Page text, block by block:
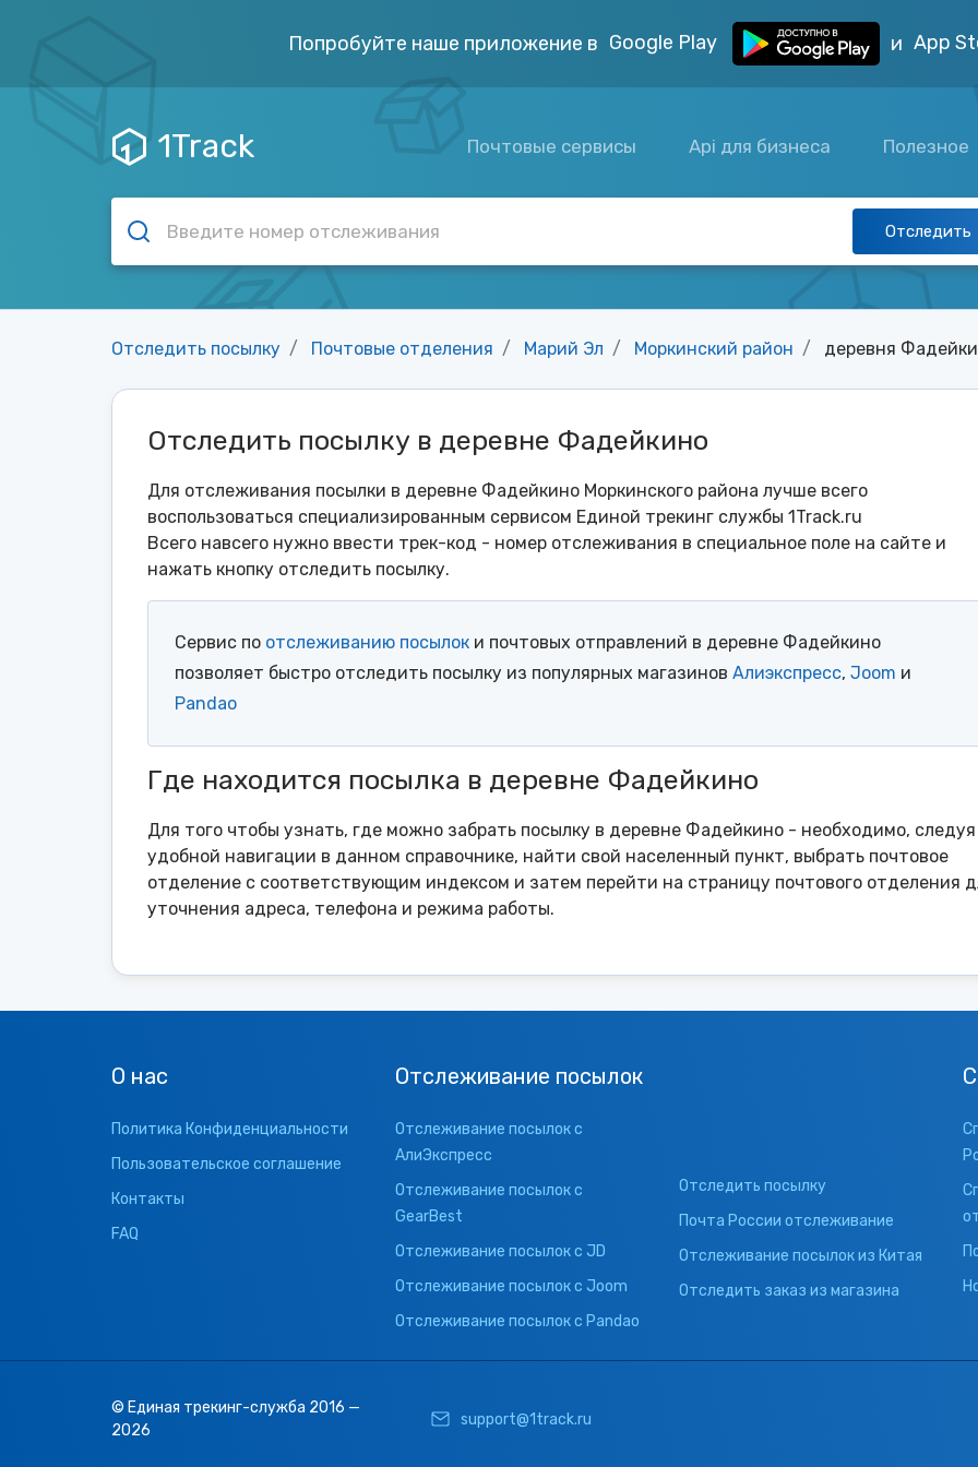
Попробуйте наше приложение в Google Play и App
1Track Почтовые сервисы Api для бизнеса Полезное
Отследить
Отследить посылку Почтовые отделения Марий Эл Моркинский район деревня
Отследить посылку в деревне Фадейкино
Для отслеживания посылки в деревне Фадейкино Моркинского района лучше всего
воспользоваться специализированным сервисом Единой трекинг службы 1Track.ru
Всего навсего нужно ввести трек-код - номер отслеживания в специальное поле на сайте и
нажать кнопку отследить посылку.
Сервис по отслеживанию посылок и почтовых отправлений в деревне Фадейкино
позволяет быстро отследить посылку из популярных магазинов Алиэкспресс, Joom и
Pandao
Где находится посылка в деревне Фадейкино
Для того чтобы узнать, где можно забрать посылку в деревне Фадейкино - необходимо, следуя
удобной навигации в данном справочнике, найти свой населенный пункт, выбрать почтовое
отделение с соответствующим индексом и затем перейти на страницу почтового отделения
уточнения адреса, телефона и режима работы.
О нас
Политика Конфиденциальности
Пользовательское соглашение
Контакты
FAQ
Отслеживание посылок
Отслеживание посылок с
АлиЭкспресс
Отслеживание посылок с
GearBest
Отслеживание посылок с JD
Отслеживание посылок с Joom
Отслеживание посылок с Pandao
Отследить посылку
Почта России отслеживание
Отслеживание посылок из Китая
Отследить заказ из магазина
© Единая трекинг-служба 2016 —
2026
support@1track.ru